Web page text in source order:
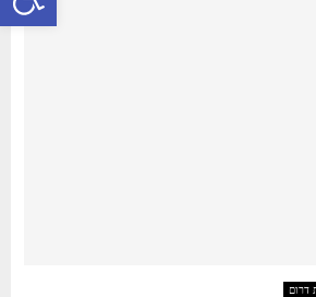
דרום